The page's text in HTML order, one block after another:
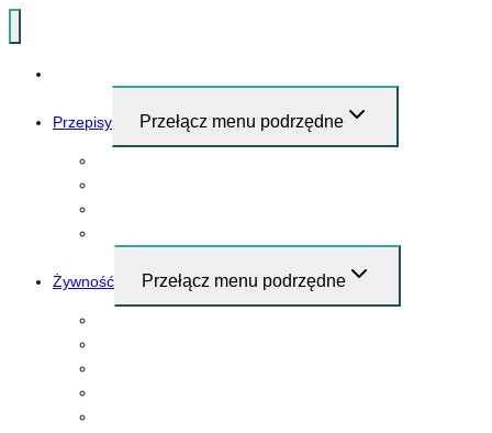
Przepisy Przełącz menu podrzędne
Żywność Przełącz menu podrzędne